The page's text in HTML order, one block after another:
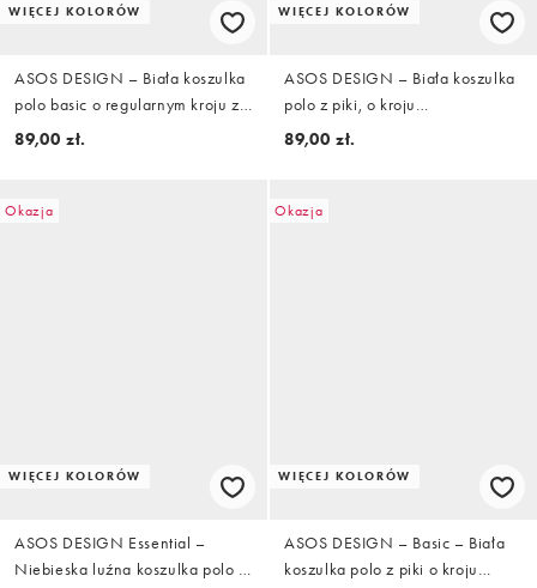
WIĘCEJ KOLORÓW
ASOS DESIGN – Biała koszulka
polo basic o regularnym kroju z
piki
89,00 zł.
WIĘCEJ KOLORÓW
ASOS DESIGN – Biała koszulka
polo z piki, o kroju
podkreślającym sylwetkę
89,00 zł.
Okazja
WIĘCEJ KOLORÓW
ASOS DESIGN Essential –
Niebieska luźna koszulka polo o
Okazja
WIĘCEJ KOLORÓW
ASOS DESIGN – Basic – Biała
koszulka polo z piki o kroju